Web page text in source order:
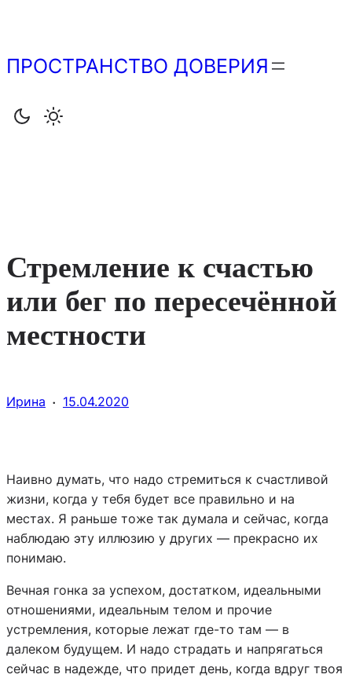
содержимому
ПРОСТРАНСТВО ДОВЕРИЯ
Стремление к счастью
или бег по пересечённой
местности
Ирина · 15.04.2020
Наивно думать, что надо стремиться к счастливой
жизни, когда у тебя будет все правильно и на
местах. Я раньше тоже так думала и сейчас, когда
наблюдаю эту иллюзию у других — прекрасно их
понимаю.
Вечная гонка за успехом, достатком, идеальными
отношениями, идеальным телом и прочие
устремления, которые лежат где-то там — в
далеком будущем. И надо страдать и напрягаться
сейчас в надежде, что придет день, когда вдруг твоя